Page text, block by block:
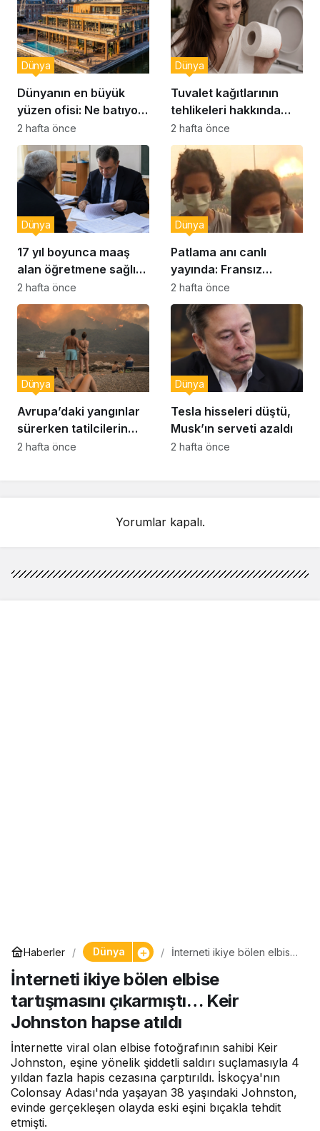
Dünyanın en büyük
yüzen ofisi: Ne batıyor
ne yerinde kalıyor
Dünya
2 hafta önce
Tuvalet kağıtlarının
tehlikeleri hakkında
yeni uyarılar
Dünya
2 hafta önce
17 yıl boyunca maaş
alan öğretmene sağlık
raporu soruşturması
Dünya
2 hafta önce
Patlama anı canlı
yayında: Fransız
muhabir şaşkın
Dünya
2 hafta önce
Avrupa’daki yangınlar
sürerken tatilcilerin
kayıtsızlığı tepki yarattı
Dünya
2 hafta önce
Tesla hisseleri düştü,
Musk’ın serveti azaldı
Dünya
2 hafta önce
Yorumlar kapalı.
Haberler Dünya
İnterneti ikiye bölen elbise
Johnston hapse atıldı
İnterneti ikiye bölen elbise
tartışmasını çıkarmıştı… Keir
Johnston hapse atıldı
İnternette viral olan elbise fotoğrafının sahibi Keir
Johnston, eşine yönelik şiddetli saldırı suçlamasıyla 4
yıldan fazla hapis cezasına çarptırıldı. İskoçya'nın
Colonsay Adası'nda yaşayan 38 yaşındaki Johnston,
evinde gerçekleşen olayda eski eşini bıçakla tehdit
etmişti.